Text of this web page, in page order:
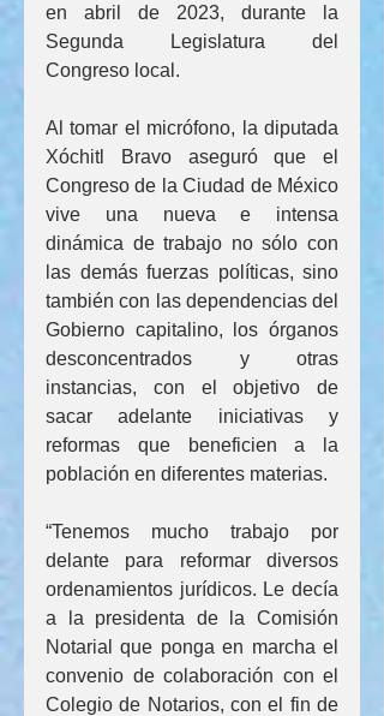
en abril de 2023, durante la
Segunda Legislatura del
Congreso local.
Al tomar el micrófono, la diputada
Xóchitl Bravo aseguró que el
Congreso de la Ciudad de México
vive una nueva e intensa
dinámica de trabajo no sólo con
las demás fuerzas políticas, sino
también con las dependencias del
Gobierno capitalino, los órganos
desconcentrados y otras
instancias, con el objetivo de
sacar adelante iniciativas y
reformas que beneficien a la
población en diferentes materias.
“Tenemos mucho trabajo por
delante para reformar diversos
ordenamientos jurídicos. Le decía
a la presidenta de la Comisión
Notarial que ponga en marcha el
convenio de colaboración con el
Colegio de Notarios, con el fin de